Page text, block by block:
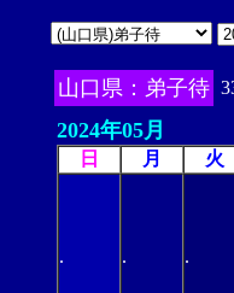
山口県：弟子待
2024年05月
日 月 火
. . .